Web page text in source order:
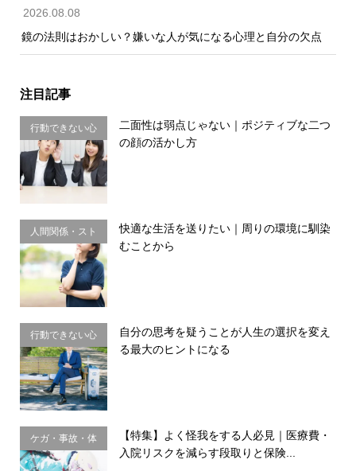
2026.08.08
鏡の法則はおかしい？嫌いな人が気になる心理と自分の欠点
注目記事
行動できない心
理・思い込み
二面性は弱点じゃない｜ポジティブな二つ
の顔の活かし方
人間関係・スト
レス
快適な生活を送りたい｜周りの環境に馴染
むことから
行動できない心
理・思い込み
自分の思考を疑うことが人生の選択を変え
る最大のヒントになる
ケガ・事故・体
のサイン
【特集】よく怪我をする人必見｜医療費・
入院リスクを減らす段取りと保険...